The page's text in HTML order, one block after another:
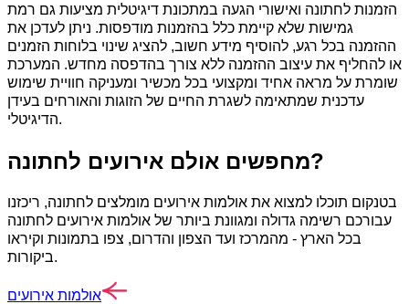
הזמנות לחתונה ואישורי הגעה במתכונת דיגיטלית מציעות גם רמת
גמישות שלא קיימת כלל בהזמנות מודפסות. ניתן לעדכן את
ההזמנה בכל רגע, להוסיף מידע חשוב, להציג שינוי בלוחות הזמנים
או להחליף את עיצוב ההזמנה ללא צורך בהדפסה מחדש. המערכת
שומרת על מראה אחיד ומקצועי בכל מכשיר ומעניקה חוויית שימוש
עדכנית שמתאימה לשגרת החיים של הזוגות והאורחים בעידן
הדיגיטלי.
מחפשים אולם אירועים לחתונה?
בטנקום תוכלו למצוא את אולמות אירועים מומלצים לחתונה, ריכזנו
עבורכם רשימה גדולה ומגוונת ביותר של אולמות אירועים לחתונה
בכל הארץ - מהמרכז ועד הצפון והדרום, צפו בתמונות וקיראו
ביקורות.
אולמות אירועים